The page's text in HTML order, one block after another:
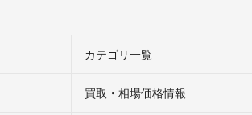
カテゴリ一覧
買取・相場価格情報